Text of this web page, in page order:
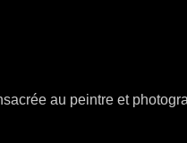
au peintre et